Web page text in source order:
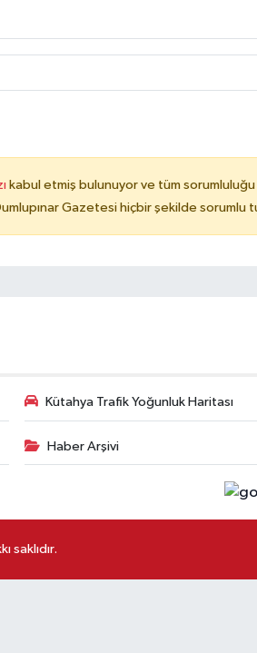
kabul etmiş bulunuyor ve tüm
Gazetesi hiçbir şekilde sorumlu
Kütahya Trafik Yoğunluk Haritası
Haber Arşivi
saklıdır.